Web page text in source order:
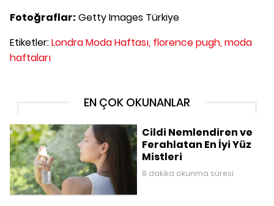
Fotoğraflar: Getty Images Türkiye
Etiketler:Londra Moda Haftası, florence pugh,moda
haftaları
EN ÇOK OKUNANLAR
Cildi Nemlendiren ve
Ferahlatan En İyi Yüz
Mistleri
8 dakika okunma süresi